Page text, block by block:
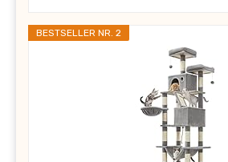
BESTSELLER NR. 2